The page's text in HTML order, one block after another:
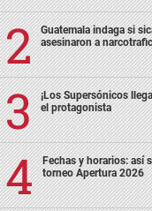
Guatemala indaga si
asesinaron a
¡Los Supersónicos
el protagonista
Fechas y horarios: así
torneo Apertura 2026